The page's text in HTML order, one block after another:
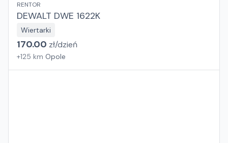
RENTOR
DEWALT DWE 1622K
Wiertarki
170.00 zł/dzień
+125 km Opole